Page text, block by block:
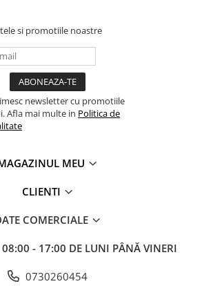
si promotiile noastre
newsletter cu promotiile
Afla mai multe in Politica de
MEU
CLIENTI
COMERCIALE
08:00 - 17:00 DE LUNI PÂNĂ VINERI
0730260454